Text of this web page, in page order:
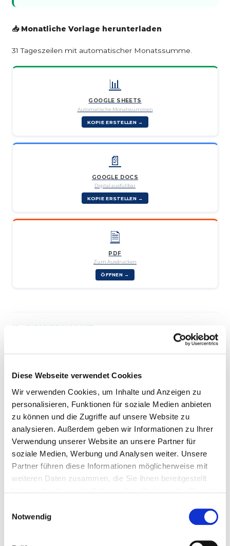
Diese Webseite verwendet Cookies
Wir verwenden Cookies, um Inhalte und Anzeigen zu
personalisieren, Funktionen für soziale Medien anbieten
zu können und die Zugriffe auf unsere Website zu
analysieren. Außerdem geben wir Informationen zu Ihrer
Verwendung unserer Website an unsere Partner für
soziale Medien, Werbung und Analysen weiter. Unsere
Partner führen diese Informationen möglicherweise mit
weiteren Daten zusammen, die Sie ihnen bereitgestellt
Notwendig
📥 Monatliche Vorlage herunterladen
31 Tageszeilen mit automatischer Monatssumme.
📊
GOOGLE SHEETS
Automatische Monatssummen
KOPIE ERSTELLEN →
📄
GOOGLE DOCS
Digital ausfüllbar
KOPIE ERSTELLEN →
🗎
PDF
Zum Ausdrucken
ÖFFNEN →
05 – ENTSCHEIDUNGSHILFE
Welche Stundenzettel Vorlage
passt zu dir?
Die Wahl hängt von der Einsatzstruktur deines Betriebs
SITUATION EMPFOHLENE VORLAGE
Mehrere Objekte pro Tag Täglich
Feste Wochentouren
Gleichbleibende Monatszeiten Monatlich
Papier-Prozess bevorzugt Täglich oder Monatlich
Automatische Berechnung